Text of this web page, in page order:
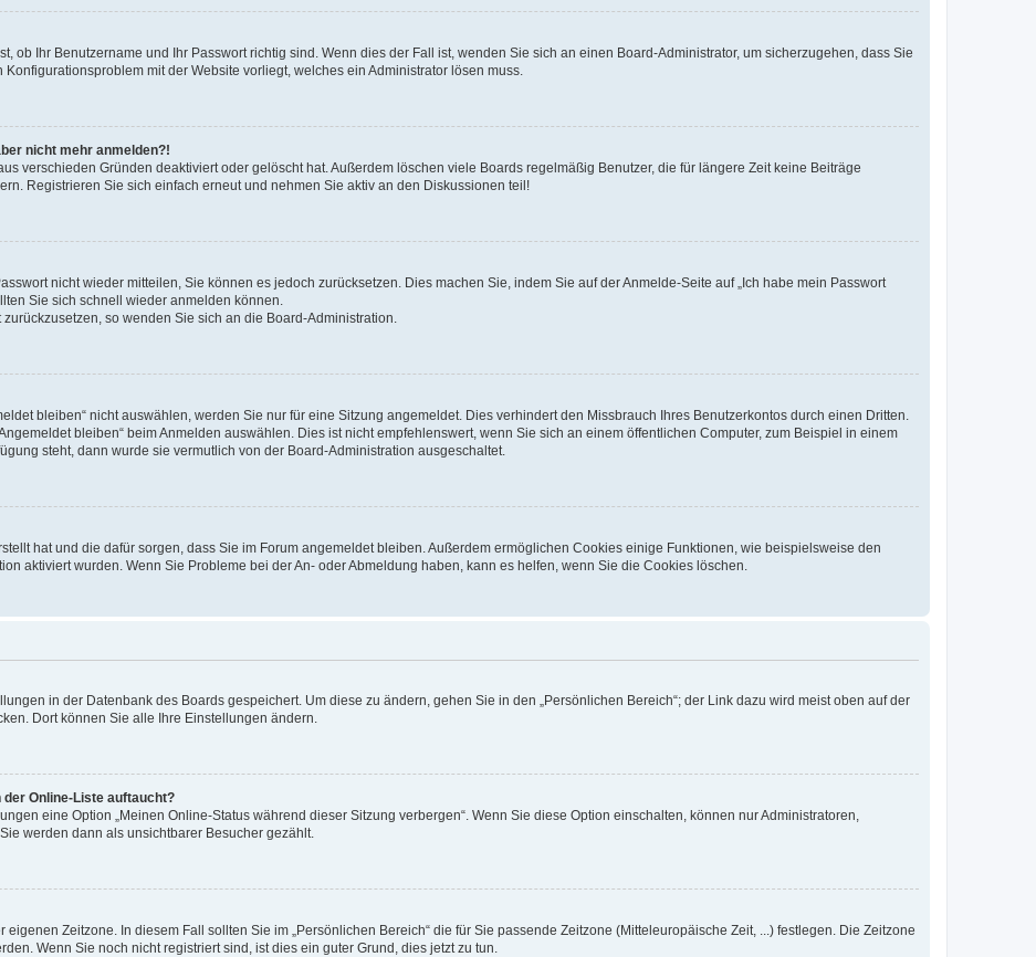
ob Ihr Benutzername und Ihr Passwort richtig sind. Wenn dies der Fall ist, wenden Sie sich an einen Board-Administrator, um sicherzugehen, dass Sie
mit der Website vorliegt, welches ein Administrator lösen muss.
nicht mehr anmelden?!
verschieden Gründen deaktiviert oder gelöscht hat. Außerdem löschen viele Boards regelmäßig Benutzer, die für längere Zeit keine Beiträge
Registrieren Sie sich einfach erneut und nehmen Sie aktiv an den Diskussionen teil!
nicht wieder mitteilen, Sie können es jedoch zurücksetzen. Dies machen Sie, indem Sie auf der Anmelde-Seite auf „Ich habe mein Passwort
Sie sich schnell wieder anmelden können.
so wenden Sie sich an die Board-Administration.
bleiben“ nicht auswählen, werden Sie nur für eine Sitzung angemeldet. Dies verhindert den Missbrauch Ihres Benutzerkontos durch einen Dritten.
bleiben“ beim Anmelden auswählen. Dies ist nicht empfehlenswert, wenn Sie sich an einem öffentlichen Computer, zum Beispiel in einem
steht, dann wurde sie vermutlich von der Board-Administration ausgeschaltet.
hat und die dafür sorgen, dass Sie im Forum angemeldet bleiben. Außerdem ermöglichen Cookies einige Funktionen, wie beispielsweise den
aktiviert wurden. Wenn Sie Probleme bei der An- oder Abmeldung haben, kann es helfen, wenn Sie die Cookies löschen.
in der Datenbank des Boards gespeichert. Um diese zu ändern, gehen Sie in den „Persönlichen Bereich“; der Link dazu wird meist oben auf der
Dort können Sie alle Ihre Einstellungen ändern.
Online-Liste auftaucht?
eine Option „Meinen Online-Status während dieser Sitzung verbergen“. Wenn Sie diese Option einschalten, können nur Administratoren,
werden dann als unsichtbarer Besucher gezählt.
Zeitzone. In diesem Fall sollten Sie im „Persönlichen Bereich“ die für Sie passende Zeitzone (Mitteleuropäische Zeit, ...) festlegen. Die Zeitzone
Wenn Sie noch nicht registriert sind, ist dies ein guter Grund, dies jetzt zu tun.